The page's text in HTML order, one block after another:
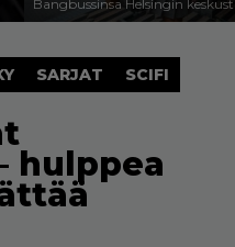
Bangbussinsa Helsingin
SARJAT SCIFI
hulppea